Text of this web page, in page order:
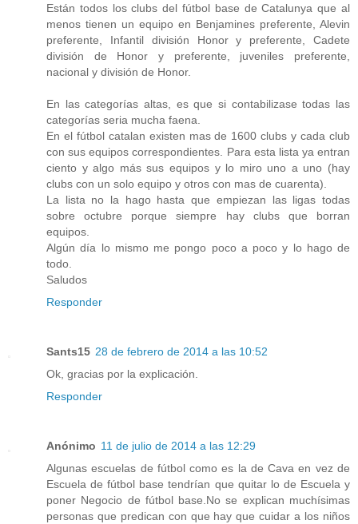
Están todos los clubs del fútbol base de Catalunya que al
menos tienen un equipo en Benjamines preferente, Alevin
preferente, Infantil división Honor y preferente, Cadete
división de Honor y preferente, juveniles preferente,
nacional y división de Honor.
En las categorías altas, es que si contabilizase todas las
categorías seria mucha faena.
En el fútbol catalan existen mas de 1600 clubs y cada club
con sus equipos correspondientes. Para esta lista ya entran
ciento y algo más sus equipos y lo miro uno a uno (hay
clubs con un solo equipo y otros con mas de cuarenta).
La lista no la hago hasta que empiezan las ligas todas
sobre octubre porque siempre hay clubs que borran
equipos.
Algún día lo mismo me pongo poco a poco y lo hago de
todo.
Saludos
Responder
Sants15 28 de febrero de 2014 a las 10:52
Ok, gracias por la explicación.
Responder
Anónimo 11 de julio de 2014 a las 12:29
Algunas escuelas de fútbol como es la de Cava en vez de
Escuela de fútbol base tendrían que quitar lo de Escuela y
poner Negocio de fútbol base.No se explican muchísimas
personas que predican con que hay que cuidar a los niños